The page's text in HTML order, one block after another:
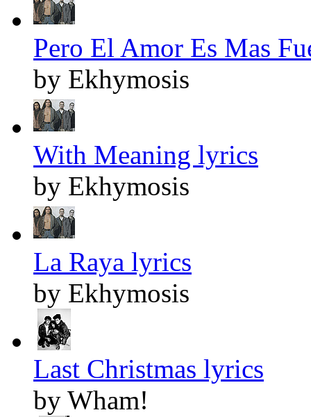
Pero El Amor Es Mas
by Ekhymosis
With Meaning lyrics
by Ekhymosis
La Raya lyrics
by Ekhymosis
Last Christmas lyrics
by Wham!